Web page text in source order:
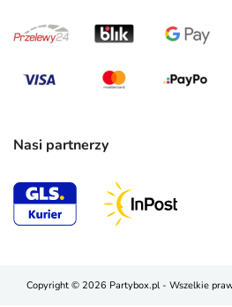
Nasi partnerzy
Copyright © 2026 Partybox.pl - Wszelkie